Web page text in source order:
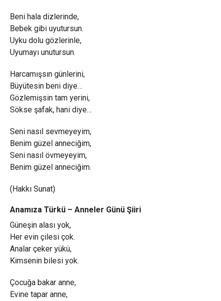
Beni hala dizlerinde,
Bebek gibi uyutursun.
Uyku dolu gözlerinle,
Uyumayı unutursun.
Harcamışsın günlerini,
Büyütesin beni diye…
Gözlemişsin tam yerini,
Sökse şafak, hani diye…
Seni nasıl sevmeyeyim,
Benim güzel anneciğim,
Seni nasıl övmeyeyim,
Benim güzel anneciğim.
(Hakkı Sunat)
Anamıza Türkü – Anneler Günü Şiiri
Güneşin alası yok,
Her evin çilesi çok.
Analar çeker yükü,
Kimsenin bilesi yok.
Çocuğa bakar anne,
Evine tapar anne,